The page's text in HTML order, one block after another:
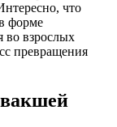
что
форме
во взрослых
превращения